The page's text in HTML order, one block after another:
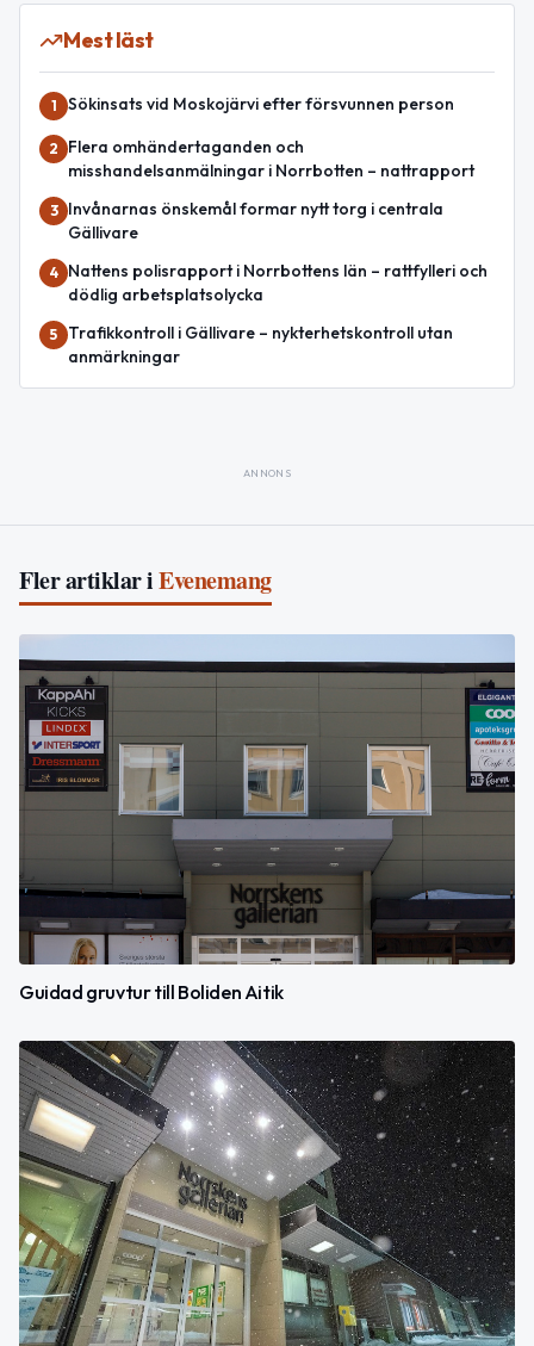
Mest läst
1 Sökinsats vid Moskojärvi efter försvunnen person
2
Flera omhändertaganden och
misshandelsanmälningar i Norrbotten – nattrapport
3
Invånarnas önskemål formar nytt torg i centrala
Gällivare
4
Nattens polisrapport i Norrbottens län – rattfylleri och
dödlig arbetsplatsolycka
5
Trafikkontroll i Gällivare – nykterhetskontroll utan
anmärkningar
ANNONS
Fler artiklar iEvenemang
Guidad gruvtur till Boliden Aitik